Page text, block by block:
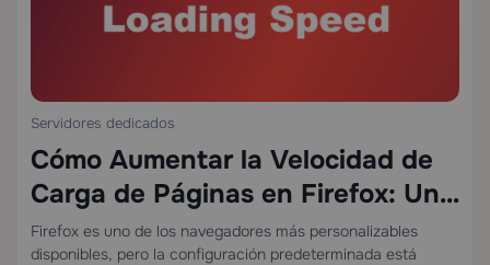
Servidores dedicados
Cómo Aumentar la Velocidad de
Carga de Páginas en Firefox: Una
Guía Técnica Completa
Firefox es uno de los navegadores más personalizables
disponibles, pero la configuración predeterminada está